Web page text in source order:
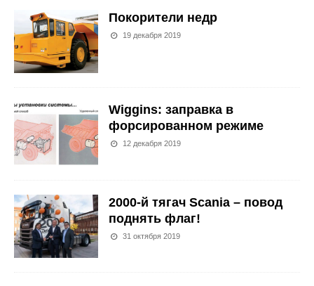
Покорители недр
19 декабря 2019
Wiggins: заправка в
форсированном режиме
12 декабря 2019
2000-й тягач Scania – повод
поднять флаг!
31 октября 2019